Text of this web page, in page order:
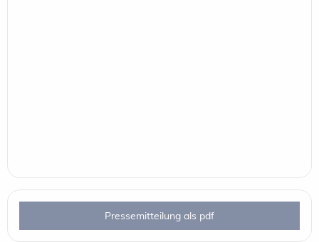
Pressemitteilung als pdf